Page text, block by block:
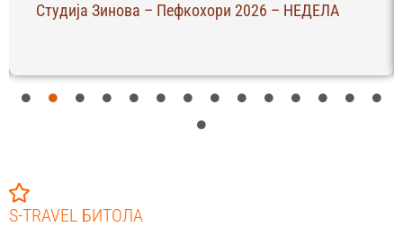
Студија Зинова – Пефкохори 2026 – НЕДЕЛА
S-TRAVEL БИТОЛА